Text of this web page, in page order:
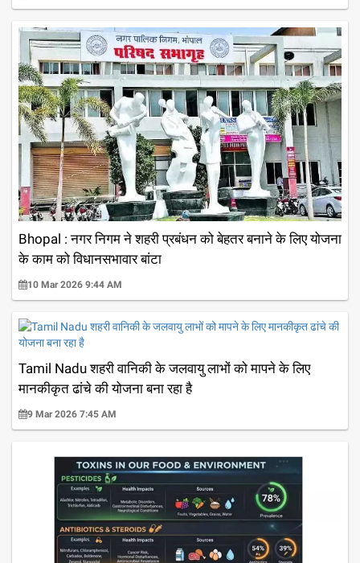
Bhopal : नगर निगम ने शहरी प्रबंधन को बेहतर बनाने के लिए योजना
के काम को विधानसभावार बांटा
10 Mar 2026 9:44 AM
Tamil Nadu शहरी वानिकी के जलवायु लाभों को मापने के लिए
मानकीकृत ढांचे की योजना बना रहा है
9 Mar 2026 7:45 AM